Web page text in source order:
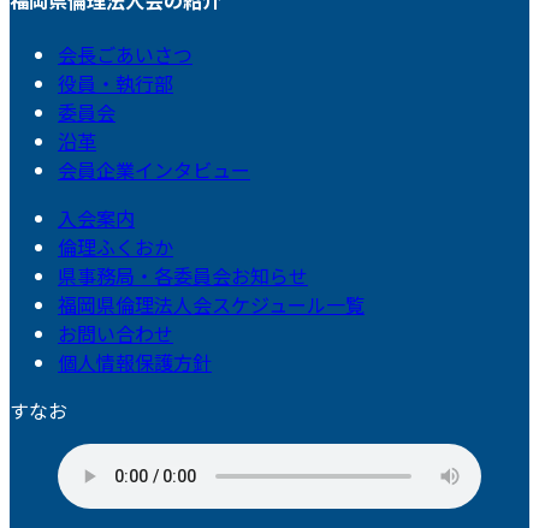
会長ごあいさつ
役員・執行部
委員会
沿革
会員企業インタビュー
入会案内
倫理ふくおか
県事務局・各委員会お知らせ
福岡県倫理法人会スケジュール一覧
お問い合わせ
個人情報保護方針
すなお